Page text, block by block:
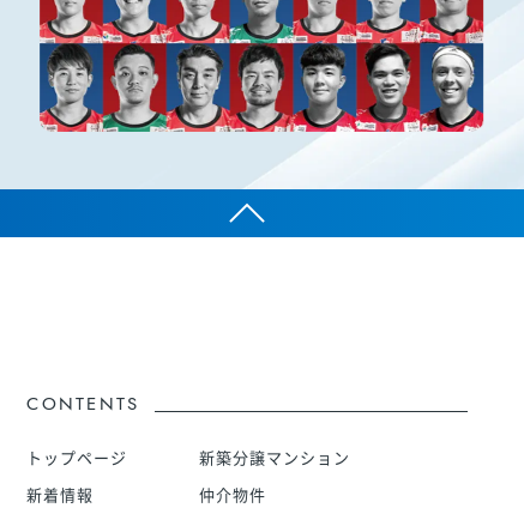
CONTENTS
トップページ
新着情報
新築分譲マンション
仲介物件